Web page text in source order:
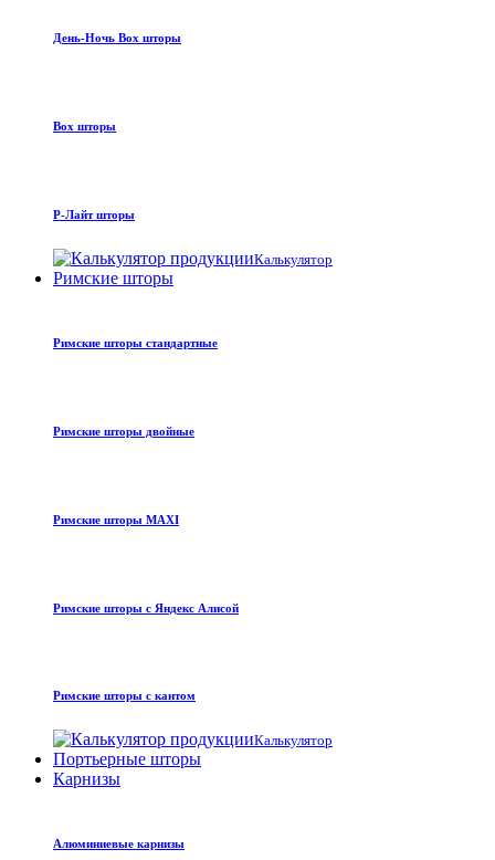
День-Ночь Box шторы
Box шторы
Р-Лайт шторы
Калькулятор
Римские шторы
Римские шторы стандартные
Римские шторы двойные
Римские шторы MAXI
Римские шторы с Яндекс Алисой
Римские шторы с кантом
Калькулятор
Портьерные шторы
Карнизы
Алюминиевые карнизы